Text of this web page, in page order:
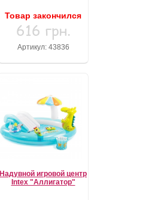
Товар закончился
616 грн.
Артикул: 43836
Надувной игровой центр
Intex "Аллигатор"